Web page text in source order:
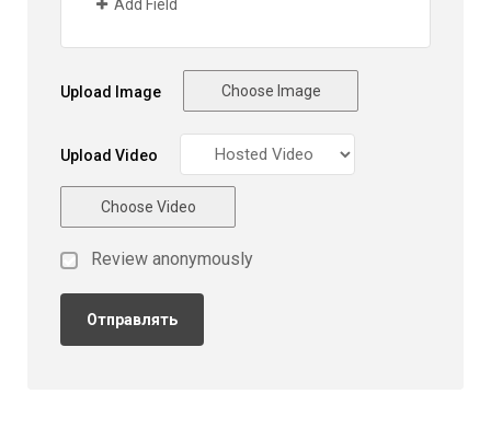
Add Field
Upload Image Choose Image
Upload Video
Choose Video
Review anonymously